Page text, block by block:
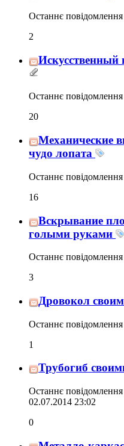
Останнє повідомлення
2
Искусственный
Останнє повідомлення
20
Механические
чудо лопата
Останнє повідомлення
16
Вскрывание
голыми руками
Останнє повідомлення
3
Дровокол
Останнє повідомлення
1
Трубогиб
Останнє повідомлення
02.07.2014 23:02
0